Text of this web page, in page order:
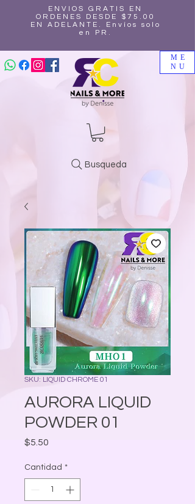
ENVIOS GRATIS EN
ORDENES DESDE $75.00
EN ADELANTE. Envíos solo
en PR.
ME
NU
Busqueda
SKU: LIQUID CHROME 01
AURORA LIQUID
POWDER 01
$5.50
Cantidad *